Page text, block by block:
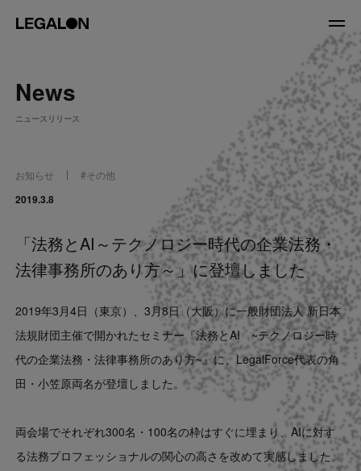
About
役員紹介
Service
News
LegalOn Now
Contact
US website
News
ニュースリリース
お知らせ #その他
2019.3.8
「法務とAI～テクノロジー時代の企業法務・
法律事務所のあり方～」に登壇しました
2019年3月4日（東京）、3月8日（大阪）に一般財団法人 新日本
法規財団主催で開かれたセミナー『法務とAI ~テクノロジー時
代の企業法務・法律事務所のあり方~』に、LegalForce代表の角
田・小笠原両名が登壇しました。
両会場でそれぞれ300名・100名の枠はすぐに埋まり、AIに対す
る法務プロフェッショナルの関心の高さを改めて実感しました。